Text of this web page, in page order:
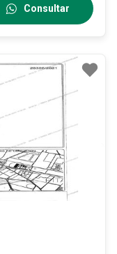
Consultar